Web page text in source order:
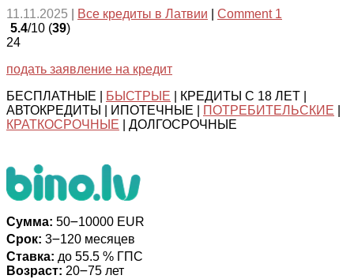
11.11.2025 Все кредиты в Латвии
Comment 1
5.4/10 (39)
24
подать заявление на кредит
БЕСПЛАТНЫЕ |
БЫСТРЫЕ | КРЕДИТЫ С 18 ЛЕТ |
АВТОКРЕДИТЫ | ИПОТЕЧНЫЕ |
ПОТРЕБИТЕЛЬСКИЕ
КРАТКОСРОЧНЫЕ | ДОЛГОСРОЧНЫЕ
Сумма: 50౼10000 EUR
Срок: 3౼120 месяцев
Ставка: до 55.5 % ГПС
Возраст: 20౼75 лет